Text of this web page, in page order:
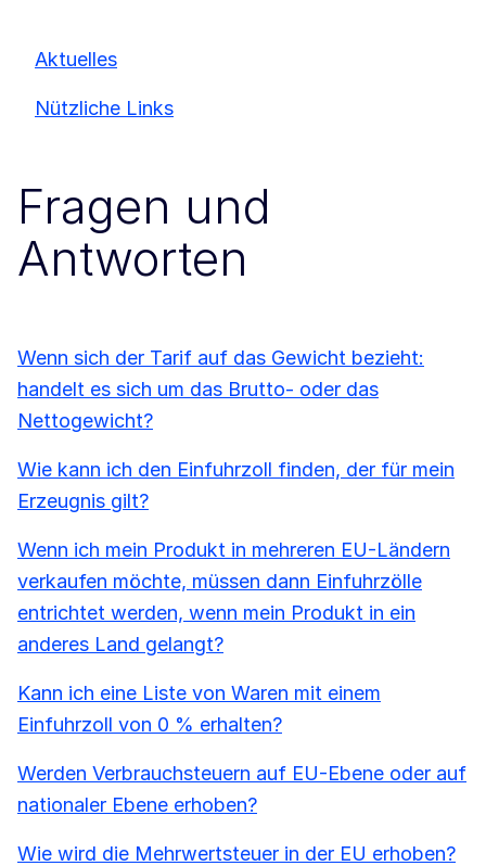
Aktuelles
Nützliche Links
Fragen und
Antworten
Wenn sich der Tarif auf das Gewicht bezieht:
handelt es sich um das Brutto- oder das
Nettogewicht?
Wie kann ich den Einfuhrzoll finden, der für mein
Erzeugnis gilt?
Wenn ich mein Produkt in mehreren EU-Ländern
verkaufen möchte, müssen dann Einfuhrzölle
entrichtet werden, wenn mein Produkt in ein
anderes Land gelangt?
Kann ich eine Liste von Waren mit einem
Einfuhrzoll von 0 % erhalten?
Werden Verbrauchsteuern auf EU-Ebene oder auf
nationaler Ebene erhoben?
Wie wird die Mehrwertsteuer in der EU erhoben?